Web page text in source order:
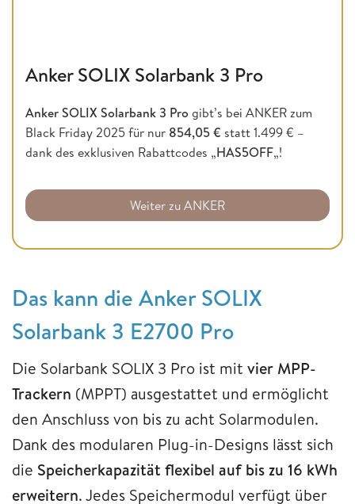
Anker SOLIX Solarbank 3 Pro
Anker SOLIX Solarbank 3 Progibt’s bei ANKER zum
Black Friday 2025 für nur 854,05 € statt 1.499 € –
dank des exklusiven Rabattcodes „HAS5OFF„!
Weiter zu ANKER
Das kann die Anker SOLIX
Solarbank 3 E2700 Pro
Die Solarbank SOLIX 3 Pro ist mit vier MPP-
Trackern (MPPT) ausgestattet und ermöglicht
den Anschluss von bis zu acht Solarmodulen.
Dank des modularen Plug-in-Designs lässt sich
die Speicherkapazität flexibel auf bis zu 16 kWh
erweitern. Jedes Speichermodul verfügt über